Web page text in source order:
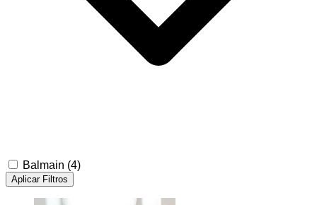
Balmain (4)
Aplicar Filtros